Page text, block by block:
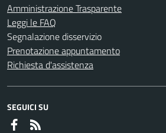
Amministrazione Trasparente
Leggi le FAQ
Segnalazione disservizio
Prenotazione appuntamento
Richiesta d'assistenza
SEGUICI SU